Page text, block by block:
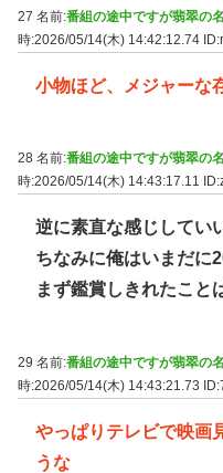
27 名前:番組の途中ですが翡翠の
時:2026/05/14(木) 14:42:12.74
小物ほど、メジャーな
28 名前:番組の途中ですが翡翠の
時:2026/05/14(木) 14:43:17.11
逆に素直な感じしてい
ちなみに俺はいまだに
まず鑑賞しきれたこと
29 名前:番組の途中ですが翡翠の
時:2026/05/14(木) 14:43:21.73
やっぱりテレビで映画
うな